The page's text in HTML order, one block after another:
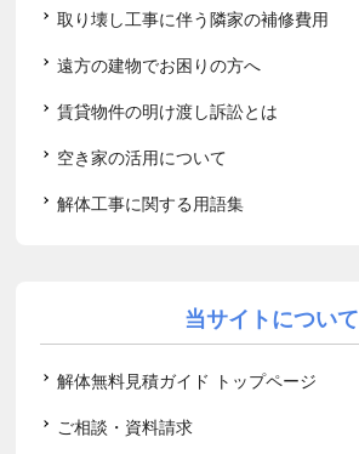
取り壊し工事に伴う隣家の補修費用
遠方の建物でお困りの方へ
賃貸物件の明け渡し訴訟とは
空き家の活用について
解体工事に関する用語集
当サイトについて
解体無料見積ガイド トップページ
ご相談・資料請求